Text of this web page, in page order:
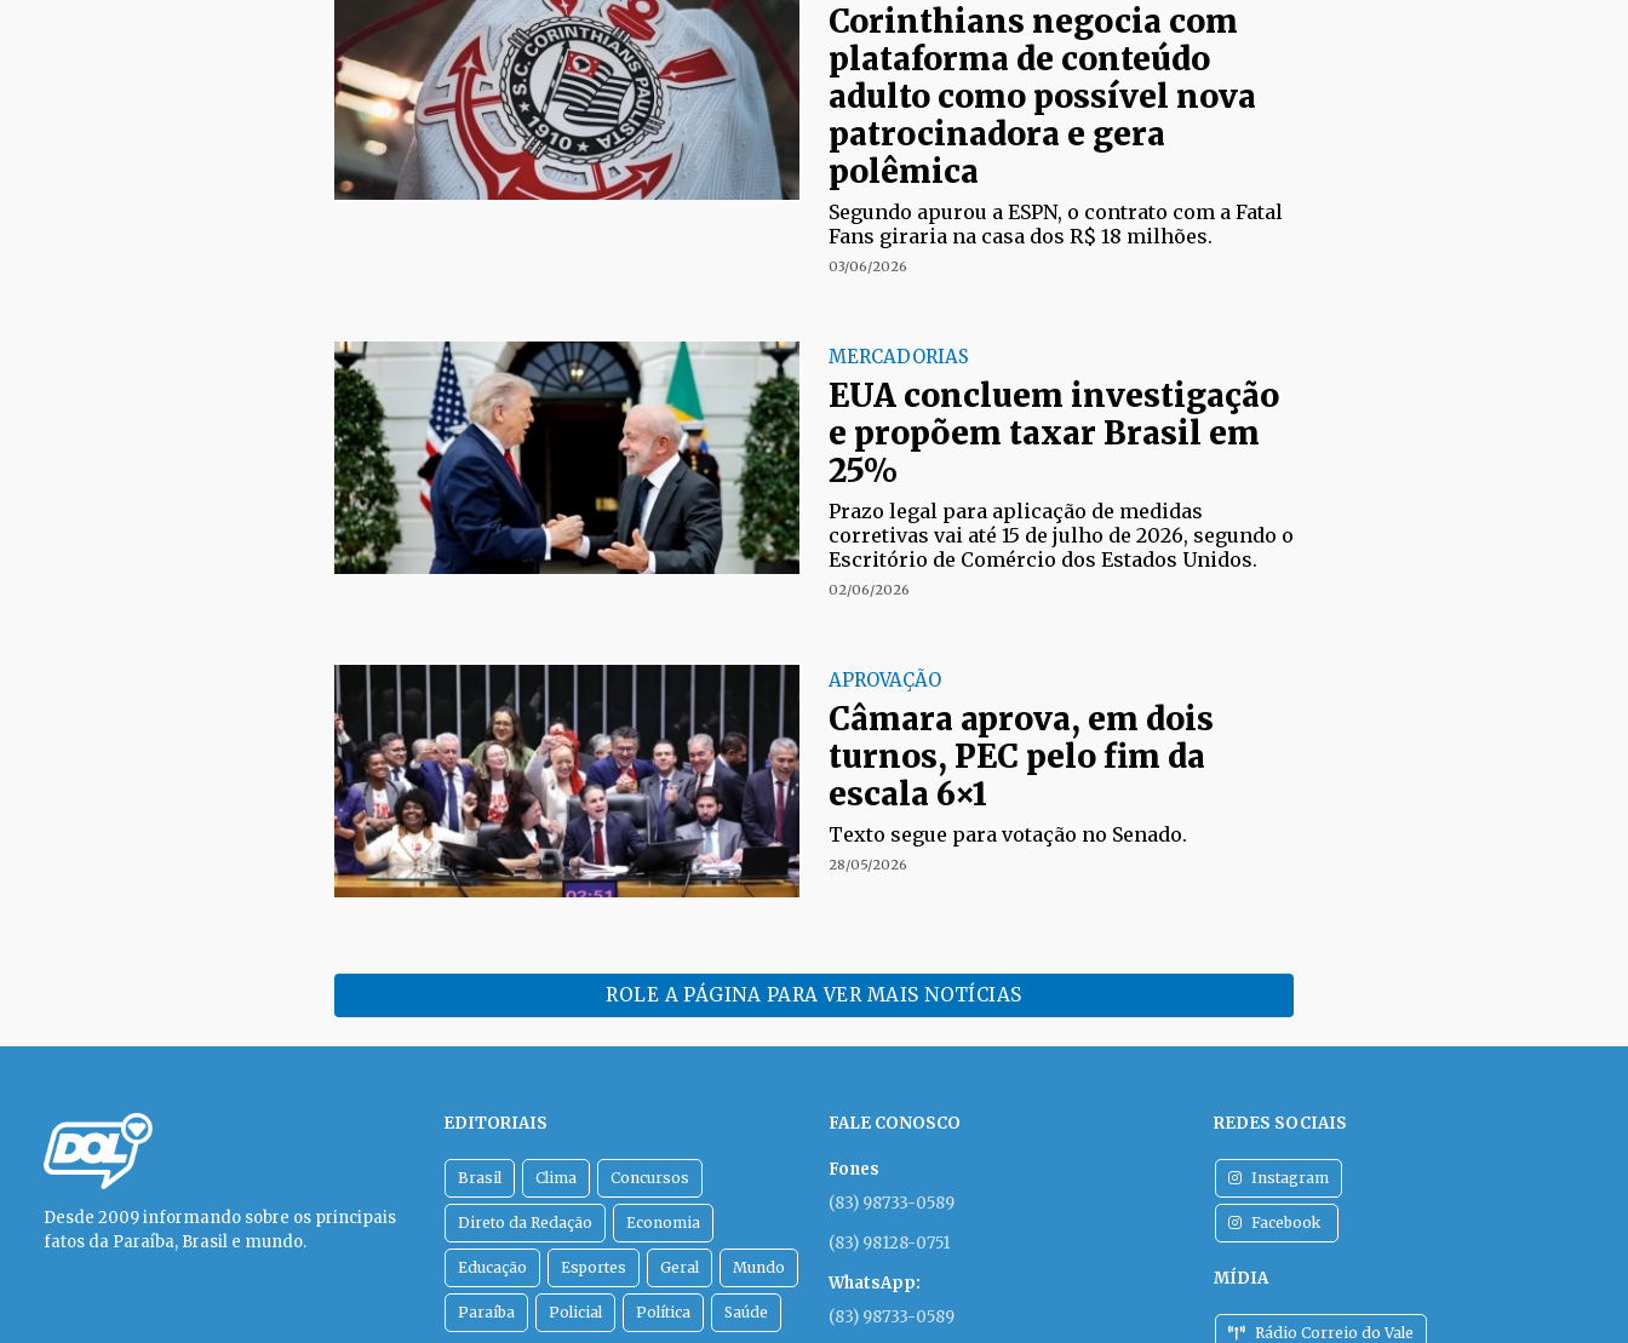
Corinthians negocia com
plataforma de conteúdo
adulto como possível nova
patrocinadora e gera
polêmica
Segundo apurou a ESPN, o contrato com a Fatal
Fans giraria na casa dos R$ 18 milhões.
03/06/2026
MERCADORIAS
EUA concluem investigação
e propõem taxar Brasil em
25%
Prazo legal para aplicação de medidas
corretivas vai até 15 de julho de 2026, segundo o
Escritório de Comércio dos Estados Unidos.
02/06/2026
APROVAÇÃO
Câmara aprova, em dois
turnos, PEC pelo fim da
escala 6×1
Texto segue para votação no Senado.
28/05/2026
ROLE A PÁGINA PARA VER MAIS NOTÍCIAS
Desde 2009 informando sobre os principais
fatos da Paraíba, Brasil e mundo.
EDITORIAIS
Brasil Clima Concursos
Direto da Redação Economia
Educação Esportes Geral Mundo
Paraíba Policial Política Saúde
FALE CONOSCO
Fones
(83) 98733-0589
(83) 98128-0751
WhatsApp:
(83) 98733-0589
REDES SOCIAIS
Instagram
Facebook
MÍDIA
Rádio Correio do Vale